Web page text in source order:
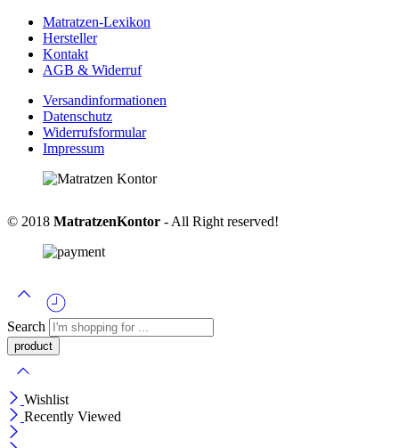
Matratzen-Lexikon
Hersteller
Kontakt
AGB & Widerruf
Versandinformationen
Datenschutz
Widerrufsformular
Impressum
© 2018 MatratzenKontor - All Right reserved!
Search
Wishlist
Recently Viewed